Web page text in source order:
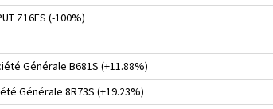
Z16FS (-100%)
Générale B681S (+11.88%)
Générale 8R73S (+19.23%)